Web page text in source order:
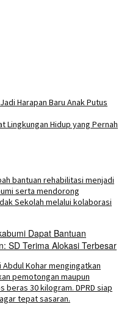
Harapan Baru Anak Putus
Lingkungan Hidup yang Pernah
Dapat Bantuan
SD Terima Alokasi Terbesar